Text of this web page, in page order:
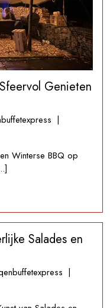
Genieten
Winterse
Locatie:
de
Koude
Maanden
|
Winterse BBQ op
Salades en
Verrijk
|